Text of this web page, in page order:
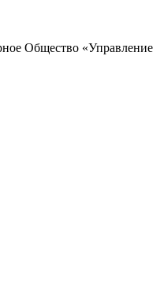
Общество «Управление